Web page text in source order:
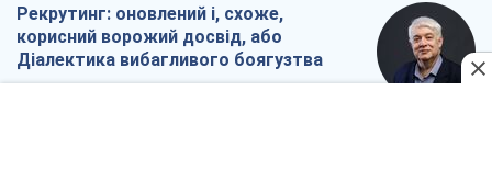
Рекрутинг: оновлений і, схоже,
корисний ворожий досвід, або
Діалектика вибагливого боягузтва